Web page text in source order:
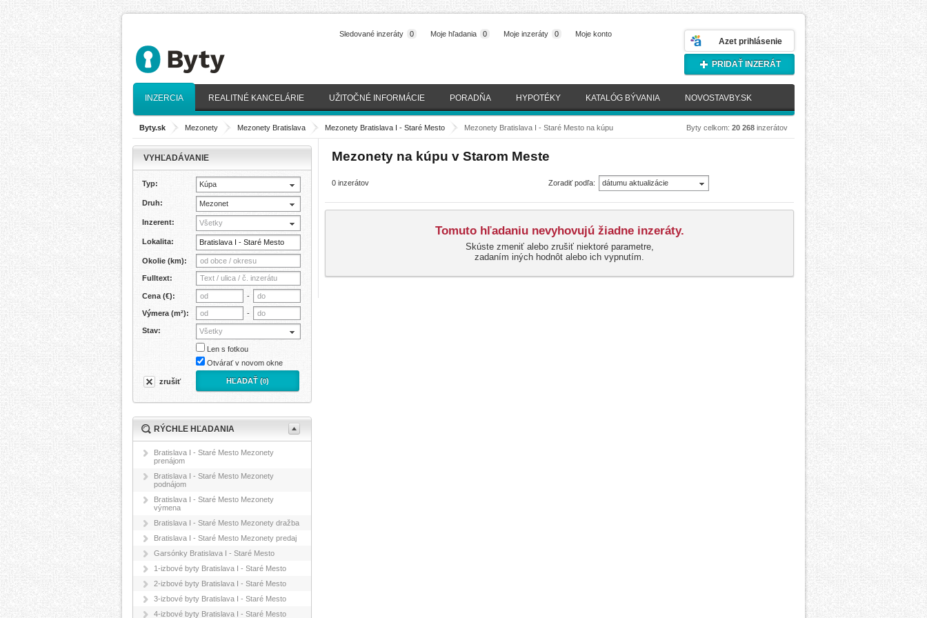
Azet prihlásenie
Moje konto
Moje inzeráty 0
Moje hľadania 0
Sledované inzeráty 0
PRIDAŤ INZERÁT
INZERCIA REALITNÉ KANCELÁRIE UŽITOČNÉ INFORMÁCIE PORADŇA HYPOTÉKY KATALÓG BÝVANIA NOVOSTAVBY.SK
Byty.sk > Mezonety > Mezonety Bratislava > Mezonety Bratislava I - Staré Mesto > Mezonety Bratislava I - Staré Mesto na kúpu Byty celkom: 20 268 inzerátov
Mezonety na kúpu v Starom Meste
0 inzerátov Zoradiť podľa:
dátumu aktualizácie
Tomuto hľadaniu nevyhovujú žiadne inzeráty.
Skúste zmeniť alebo zrušiť niektoré parametre,
zadaním iných hodnôt alebo ich vypnutím.
VYHĽADÁVANIE
Typ: Kúpa
Druh: Mezonet
Inzerent: Všetky
Lokalita:
Okolie (km):
Fulltext:
Cena (€): -
Výmera (m²): -
Stav: Všetky
Len s fotkou
Otvárať v novom okne
zrušiť HĽADAŤ (0)
RÝCHLE HĽADANIA
Bratislava I - Staré Mesto Mezonety
prenájom
Bratislava I - Staré Mesto Mezonety
podnájom
Bratislava I - Staré Mesto Mezonety
výmena
Bratislava I - Staré Mesto Mezonety dražba
Bratislava I - Staré Mesto Mezonety predaj
Garsónky Bratislava I - Staré Mesto
1-izbové byty Bratislava I - Staré Mesto
2-izbové byty Bratislava I - Staré Mesto
3-izbové byty Bratislava I - Staré Mesto
4-izbové byty Bratislava I - Staré Mesto